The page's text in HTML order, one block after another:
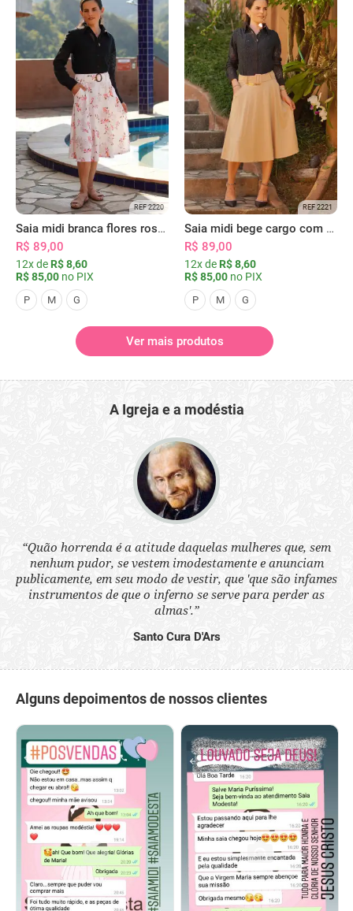
REF 2220
Saia midi branca flores rosas com bolsos
R$ 89,00
12x de R$ 8,60
R$ 85,00 no PIX
P M G
REF 2221
Saia midi bege cargo com bolsos
R$ 89,00
12x de R$ 8,60
R$ 85,00 no PIX
P M G
Ver mais produtos
A Igreja e a modéstia
“Quão horrenda é a atitude daquelas mulheres que, sem
nenhum pudor, se vestem imodestamente e anunciam
publicamente, em seu modo de vestir, que 'que são infames
instrumentos de que o inferno se serve para perder as
almas'.”
Santo Cura D'Ars
Alguns depoimentos de nossos clientes